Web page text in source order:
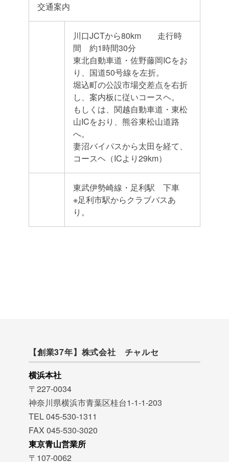
交通案内
川口JCTから80km 走行時
間 約1時間30分
東北自動車道・佐野藤岡ICをお
り、国道50号線を左折。
堀込町の公設市場交差点を右折
し、案内板に従いコースヘ。
もしくは、関越自動車道・東松
山ICをおり、熊谷東松山道路
へ。
妻沼バイパスから太田を経て、
コースヘ（ICより29km）
東武伊勢崎線・足利駅 下車
※足利市駅からクラブバスあ
り。
【創業37年】株式会社 チャルセ
横浜本社
〒227-0034
神奈川県横浜市青葉区桂台1-1-1-203
TEL 045-530-1311
FAX 045-530-3020
東京青山営業所
〒107-0062